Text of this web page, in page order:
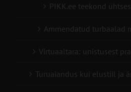
PIKK.ee teekond
Ammendatud turbaalad
Virtuaaltara: unistusest
Turuaiandus kui elustiil ja